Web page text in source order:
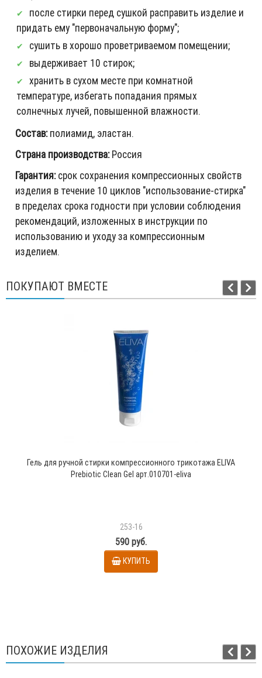
после стирки перед сушкой расправить изделие и
придать ему "первоначальную форму";
сушить в хорошо проветриваемом помещении;
выдерживает 10 стирок;
хранить в сухом месте при комнатной
температуре, избегать попадания прямых
солнечных лучей, повышенной влажности.
Состав:полиамид, эластан.
Страна производства:Россия
Гарантия:срок сохранения компрессионных свойств
изделия в течение 10 циклов "использование-стирка"
в пределах срока годности при условии соблюдения
рекомендаций, изложенных в инструкции по
использованию и уходу за компрессионным
изделием.
ПОКУПАЮТ ВМЕСТЕ
Гель для ручной стирки компрессионного трикотажа ELIVA
Prebiotic Clean Gel арт.010701-eliva
253-16
590 руб.
КУПИТЬ
ПОХОЖИЕ ИЗДЕЛИЯ